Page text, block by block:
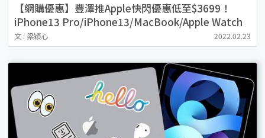
【網購優惠】豐澤推Apple快閃優惠低至$3699！
iPhone13 Pro/iPhone13/MacBook/Apple Watch
文 : 梁穎心 2022.02.23